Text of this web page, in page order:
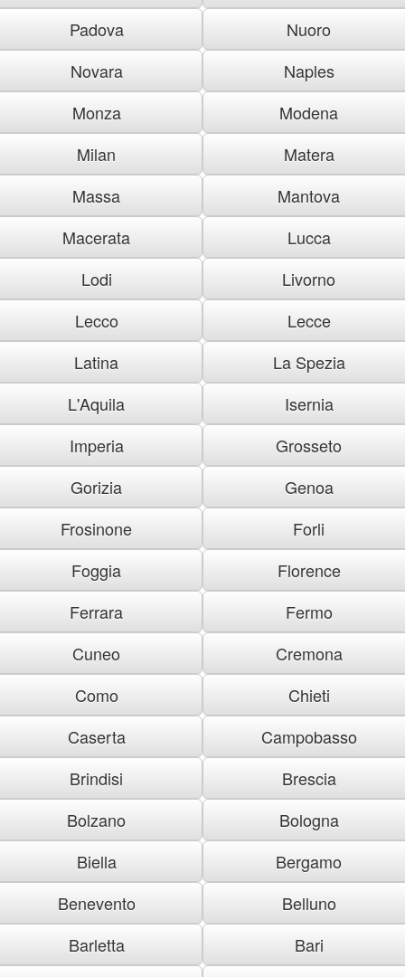
Padova
Nuoro
Novara
Naples
Monza
Modena
Milan
Matera
Massa
Mantova
Macerata
Lucca
Lodi
Livorno
Lecco
Lecce
Latina
La Spezia
L'Aquila
Isernia
Imperia
Grosseto
Gorizia
Genoa
Frosinone
Forli
Foggia
Florence
Ferrara
Fermo
Cuneo
Cremona
Como
Chieti
Caserta
Campobasso
Brindisi
Brescia
Bolzano
Bologna
Biella
Bergamo
Benevento
Belluno
Barletta
Bari